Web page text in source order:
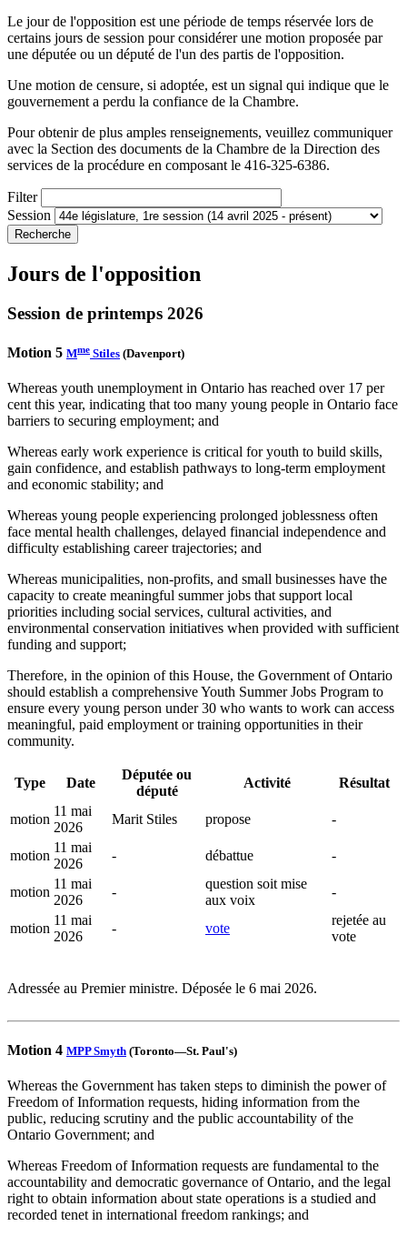
Le jour de l'opposition est une période de temps réservée lors de
certains jours de session pour considérer une motion proposée par
une députée ou un député de l'un des partis de l'opposition.
Une motion de censure, si adoptée, est un signal qui indique que le
gouvernement a perdu la confiance de la Chambre.
Pour obtenir de plus amples renseignements, veuillez communiquer
avec la Section des documents de la Chambre de la Direction des
services de la procédure en composant le 416-325-6386.
Filter
Session
Jours de l'opposition
Session de printemps 2026
Motion 5 Mme Stiles (Davenport)
Whereas youth unemployment in Ontario has reached over 17 per
cent this year, indicating that too many young people in Ontario face
barriers to securing employment; and
Whereas early work experience is critical for youth to build skills,
gain confidence, and establish pathways to long-term employment
and economic stability; and
Whereas young people experiencing prolonged joblessness often
face mental health challenges, delayed financial independence and
difficulty establishing career trajectories; and
Whereas municipalities, non-profits, and small businesses have the
capacity to create meaningful summer jobs that support local
priorities including social services, cultural activities, and
environmental conservation initiatives when provided with sufficient
funding and support;
Therefore, in the opinion of this House, the Government of Ontario
should establish a comprehensive Youth Summer Jobs Program to
ensure every young person under 30 who wants to work can access
meaningful, paid employment or training opportunities in their
community.
Type Date
Députée ou
député
Activité Résultat
motion
11 mai
2026
Marit Stiles propose -
motion
11 mai
2026
- débattue -
motion
11 mai
2026
-
question soit mise
aux voix
-
motion
11 mai
2026
- vote
rejetée au
vote
Adressée au Premier ministre. Déposée le 6 mai 2026.
Motion 4 MPP Smyth (Toronto—St. Paul's)
Whereas the Government has taken steps to diminish the power of
Freedom of Information requests, hiding information from the
public, reducing scrutiny and the public accountability of the
Ontario Government; and
Whereas Freedom of Information requests are fundamental to the
accountability and democratic governance of Ontario, and the legal
right to obtain information about state operations is a studied and
recorded tenet in international freedom rankings; and